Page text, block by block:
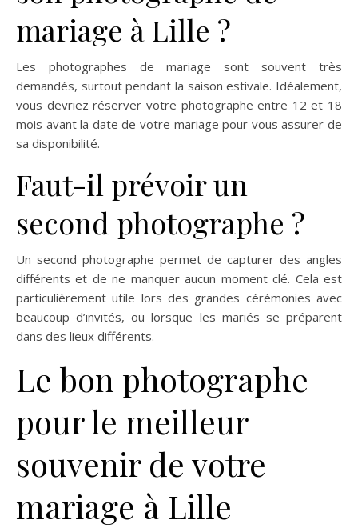
mariage à Lille ?
Les photographes de mariage sont souvent très
demandés, surtout pendant la saison estivale. Idéalement,
vous devriez réserver votre photographe entre 12 et 18
mois avant la date de votre mariage pour vous assurer de
sa disponibilité.
Faut-il prévoir un
second photographe ?
Un second photographe permet de capturer des angles
différents et de ne manquer aucun moment clé. Cela est
particulièrement utile lors des grandes cérémonies avec
beaucoup d’invités, ou lorsque les mariés se préparent
dans des lieux différents.
Le bon photographe
pour le meilleur
souvenir de votre
mariage à Lille